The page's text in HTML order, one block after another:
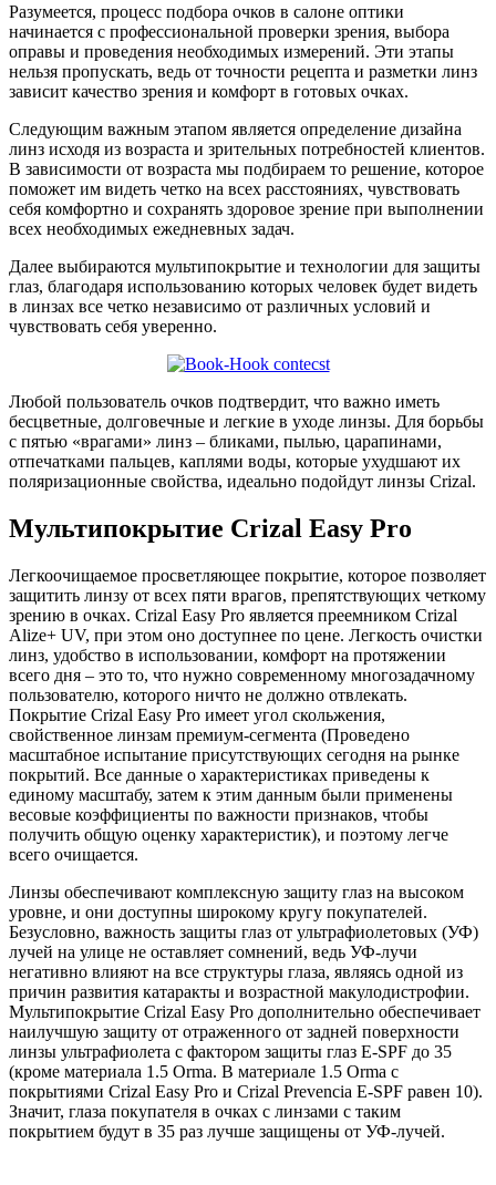
Разумеется, процесс подбора очков в салоне оптики
начинается с профессиональной проверки зрения, выбора
оправы и проведения необходимых измерений. Эти этапы
нельзя пропускать, ведь от точности рецепта и разметки линз
зависит качество зрения и комфорт в готовых очках.
Следующим важным этапом является определение дизайна
линз исходя из возраста и зрительных потребностей клиентов.
В зависимости от возраста мы подбираем то решение, которое
поможет им видеть четко на всех расстояниях, чувствовать
себя комфортно и сохранять здоровое зрение при выполнении
всех необходимых ежедневных задач.
Далее выбираются мульти­покрытие и технологии для защиты
глаз, благодаря использованию которых человек будет видеть
в линзах все четко независимо от различных условий и
чувствовать себя уверенно.
Любой пользователь очков подтвердит, что важно иметь
бесцветные, долговечные и легкие в уходе линзы. Для борьбы
с пятью «врагами» линз – бликами, пылью, царапинами,
отпечатками пальцев, каплями воды, которые ухудшают их
поляризационные свойства, идеально подойдут линзы Crizal.
Мультипокрытие Crizal Easy Pro
Легкоочищаемое просветляющее покрытие, которое позволяет
защитить линзу от всех пяти врагов, препятствующих четкому
зрению в очках. Crizal Easy Pro является преемником Crizal
Alize+ UV, при этом оно доступнее по цене. Легкость очистки
линз, удобство в использовании, комфорт на протяжении
всего дня – это то, что нужно современному многозадачному
пользователю, которого ничто не должно отвлекать.
Покрытие Crizal Easy Pro имеет угол скольжения,
свойственное линзам премиум-сегмента (Проведено
масштабное испытание присутствующих сегодня на рынке
покрытий. Все данные о характеристиках приведены к
единому масштабу, затем к этим данным были применены
весовые коэффициенты по важности признаков, чтобы
получить общую оценку характеристик), и поэтому легче
всего очищается.
Линзы обеспечивают комплексную защиту глаз на высоком
уровне, и они доступны широкому кругу покупателей.
Безусловно, важность защиты глаз от ультрафиолетовых (УФ)
лучей на улице не оставляет сомнений, ведь УФ-лучи
негативно влияют на все структуры глаза, являясь одной из
причин развития катаракты и возрастной макулодистрофии.
Мультипокрытие Crizal Easy Pro дополнительно обеспечивает
наилучшую защиту от отраженного от задней поверхности
линзы ультрафиолета с фактором защиты глаз E-SPF до 35
(кроме материала 1.5 Orma. В материале 1.5 Orma с
покрытиями Crizal Easy Pro и Crizal Prevencia E-SPF равен 10).
Значит, глаза покупателя в очках с линзами с таким
покрытием будут в 35 раз лучше защищены от УФ-лучей.